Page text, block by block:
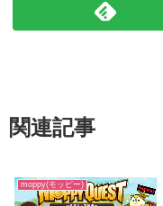
関連記事
moppy(モッピー)